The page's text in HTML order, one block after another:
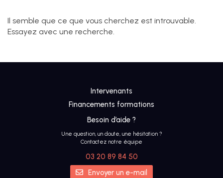
IA
Il semble que ce que vous cherchez est introuvable.
Essayez avec une recherche.
Intervenants
Financements formations
Besoin d’aide ?
Une question, un doute, une hésitation ?
Contactez notre équipe
03 20 89 84 50
Envoyer un e-mail